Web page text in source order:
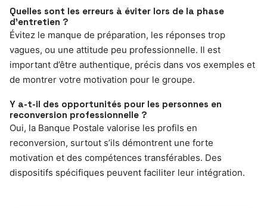
Quelles sont les erreurs à éviter lors de la phase
d’entretien ?
Évitez le manque de préparation, les réponses trop
vagues, ou une attitude peu professionnelle. Il est
important d’être authentique, précis dans vos exemples et
de montrer votre motivation pour le groupe.
Y a-t-il des opportunités pour les personnes en
reconversion professionnelle ?
Oui, la Banque Postale valorise les profils en
reconversion, surtout s’ils démontrent une forte
motivation et des compétences transférables. Des
dispositifs spécifiques peuvent faciliter leur intégration.